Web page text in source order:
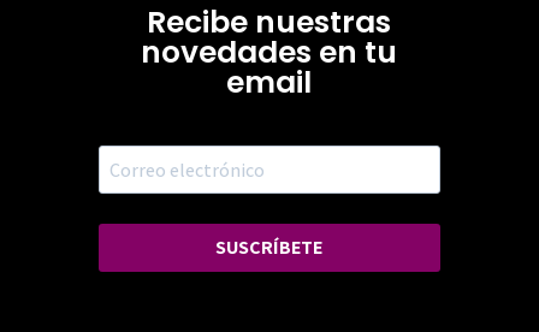
Recibe nuestras
novedades en tu
email
SUSCRÍBETE